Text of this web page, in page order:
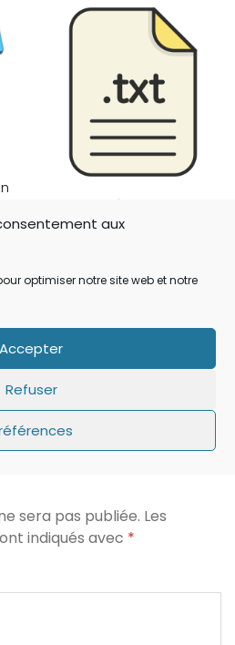
aux
optimiser notre site web et notre
Accepter
Refuser
|
Créer un nouveau fichier
sera pas publiée. Les
indiqués avec *